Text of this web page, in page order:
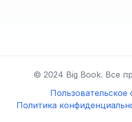
© 2024 Big Book. Все
Пользовательское
Политика